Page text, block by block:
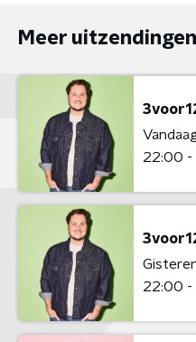
Meer uitzendingen
22:00 -
22:00 -